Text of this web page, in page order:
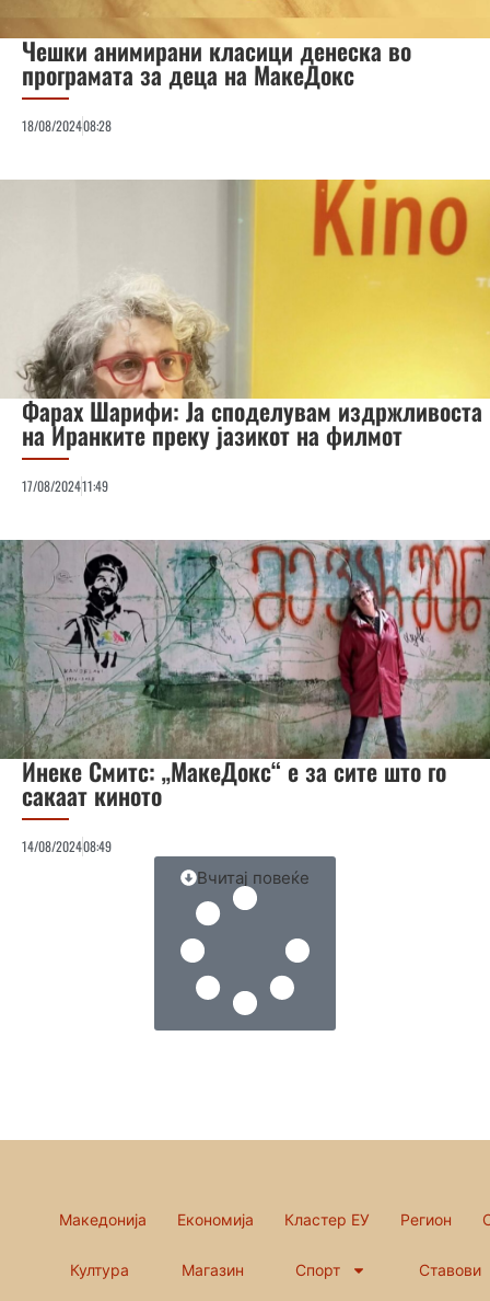
Чешки анимирани класици денеска во
програмата за деца на МакеДокс
18/08/202408:28
Фарах Шарифи: Ја споделувам издржливоста
на Иранките преку јазикот на филмот
17/08/202411:49
Инеке Смитс: „МакеДокс“ е за сите што го
сакаат киното
14/08/202408:49
Вчитај повеќе
Македонија Економија Кластер ЕУ Регион
Култура Магазин Спорт Ставови